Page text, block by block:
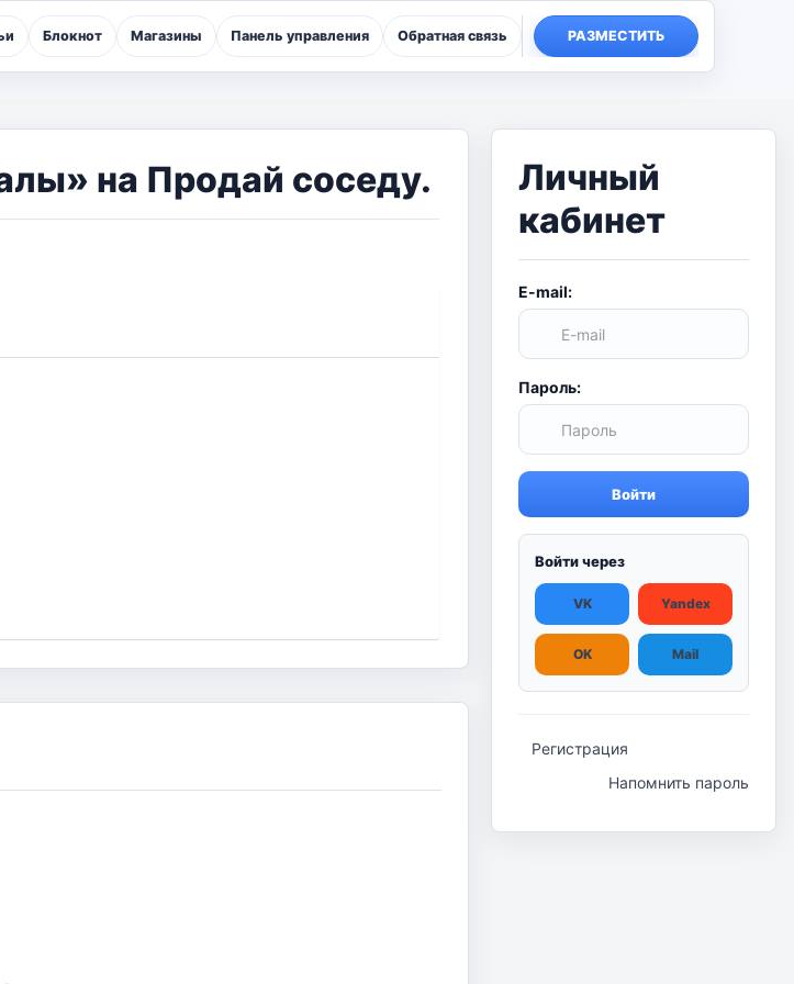
Блокнот Магазины Панель управления Обратная связь РАЗМЕСТИТЬ
на Продай соседу.
Личный
кабинет
E-mail:
Пароль:
Войти
Войти через
VK Yandex
OK Mail
Регистрация
Напомнить пароль